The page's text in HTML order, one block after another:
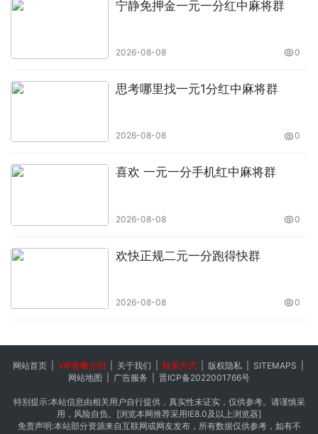
宁静免押金一元一分红中麻将群
2026-08-08 0
思考哪里找一元1分红中麻将群
2026-08-08 0
喜欢 一元一分手机红中麻将群
2026-08-08 0
欢快正规二元一分跑得快群
2026-08-08 0
网站首页| VIP套餐介绍 关于我们 联系方式| 版权隐私| SITEMAPS
网站地图
广告服务 晋ICP备2022001766号
特别提示:本站信息由相关用户自行提供，真实性未证实，仅供参考。请谨慎采
用，风险自负。[浏览本网推荐采用IE8.0及以上浏览器]
免责声明:本站部分资源来自互联网或网友发布，所有数据仅供参考，如有不